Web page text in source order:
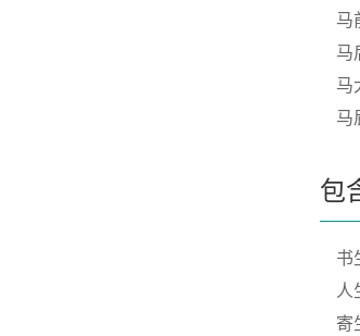
马
马
马
马
包
书
人
寄